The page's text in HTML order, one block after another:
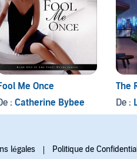
Me Once
: Catherine Bybee
The
De :
légales Politique de